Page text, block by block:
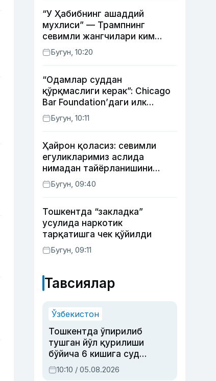
“У Ҳабибнинг ашаддий
мухлиси” — Трампнинг
севимли жангчилари ким
экани айтилди
Бугун, 10:20
“Одамлар суддан
қўрқмаслиги керак”: Chicago
Bar Foundation’даги илк
ўзбекистонлик Гўзал
Абдуахатова
Бугун, 10:11
Ҳайрон қоласиз: севимли
егуликларимиз аслида
нимадан тайёрланишини
биласизми?
Бугун, 09:40
Тошкентда “закладка”
усулида наркотик
тарқатишга чек қўйилди
Бугун, 09:11
Тавсиялар
Ўзбекистон
Тошкентда ўпирилиб
тушган йўл қурилиши
бўйича 6 кишига суд
ҳукми ўқилди
10:10 / 05.08.2026